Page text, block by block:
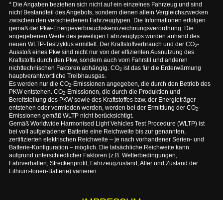
* Die Angaben beziehen sich nicht auf ein einzelnes Fahrzeug und sind
nicht Bestandteil des Angebots, sondern dienen allein Vergleichszwecken
zwischen den verschiedenen Fahrzeugtypen. Die Informationen erfolgen
gemäß der Pkw-Energieverbrauchskennzeichnungsverordnung. Die
angegebenen Werte des jeweiligen Fahrzeugtyps wurden anhand des
neuen WLTP-Testzyklus ermittelt. Der Kraftstoffverbrauch und der CO2-
Ausstoß eines Pkw sind nicht nur von der effizienten Ausnutzung des
Kraftstoffs durch den Pkw, sondern auch vom Fahrstil und anderen
nichttechnischen Faktoren abhängig. CO2ist das für die Erderwärmung
hauptverantwortliche Treibhausgas.
Es werden nur die CO2-Emissionen angegeben, die durch den Betrieb des
PKW entstehen. CO2-Emissionen, die durch die Produktion und
Bereitstellung des PKW sowie des Kraftstoffes bzw. der Energieträger
entstehen oder vermieden werden, werden bei der Ermittlung der CO2-
Emissionen gemäß WLTP nicht berücksichtigt.
Gemäß Worldwide Harmonised Light Vehicles Test Procedure (WLTP) ist
bei voll aufgeladener Batterie eine Reichweite bis zur genannten,
zertifizierten elektrischen Reichweite – je nach vorhandener Serien- und
Batterie-Konfiguration – möglich. Die tatsächliche Reichweite kann
aufgrund unterschiedlicher Faktoren (z.B. Wetterbedingungen,
Fahrverhalten, Streckenprofil, Fahrzeugzustand, Alter und Zustand der
Lithium-Ionen-Batterie) variieren.